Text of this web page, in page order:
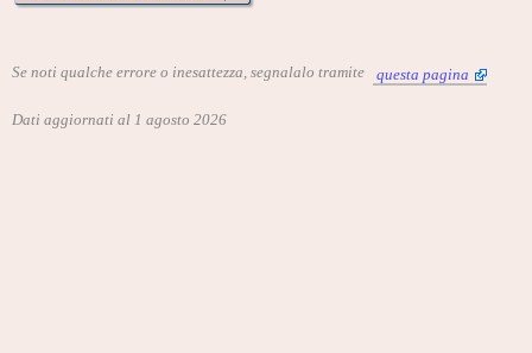
Se noti qualche errore o inesattezza, segnalalo tramite questa pagina
Dati aggiornati al 1 agosto 2026